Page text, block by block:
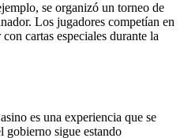
se organizó un torneo de
Los jugadores competían en
cartas especiales durante la
es una experiencia que se
gobierno sigue estando